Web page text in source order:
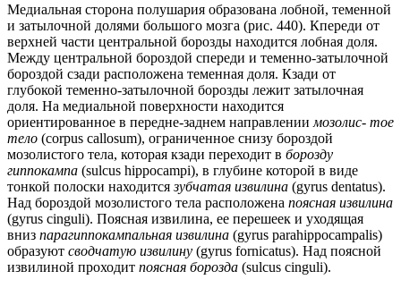
Медиальная сторона полушария образована лобной, теменной
и затылочной долями большого мозга (рис. 440). Кпереди от
верхней части центральной борозды находится лобная доля.
Между центральной бороздой спереди и теменно-затылочной
бороздой сзади расположена теменная доля. Кзади от
глубокой теменно-затылочной борозды лежит затылочная
доля. На медиальной поверхности находится
ориентированное в передне-заднем направлении мозолис- тое
тело (corpus callosum), ограниченное снизу бороздой
мозолистого тела, которая кзади переходит в борозду
гиппокампа (sulcus hippocampi), в глубине которой в виде
тонкой полоски находитсязубчатая извилина (gyrus dentatus).
Над бороздой мозолистого тела расположена поясная извилина
(gyrus cinguli). Поясная извилина, ее перешеек и уходящая
вниз парагиппокампальная извилина (gyrus parahippocampalis)
образуют сводчатую извилину (gyrus fornicatus). Над поясной
извилиной проходит поясная борозда (sulcus cinguli).